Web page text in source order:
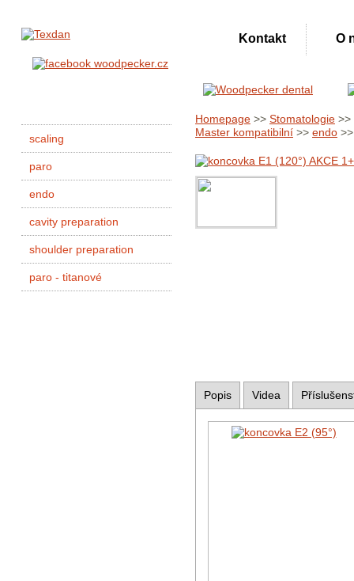
Kontakt O
scaling
paro
endo
cavity preparation
shoulder preparation
paro - titanové
Homepage >> Stomatologie >>
Master kompatibilní >> endo
Popis Videa